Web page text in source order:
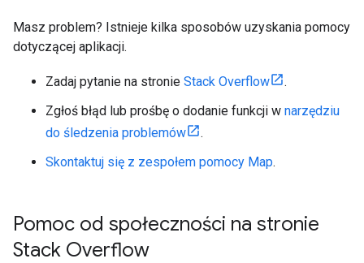
Masz problem? Istnieje kilka sposobów uzyskania pomocy
dotyczącej aplikacji.
Zadaj pytanie na stronie Stack Overflow
.
Zgłoś błąd lub prośbę o dodanie funkcji w narzędziu
do śledzenia problemów
.
Skontaktuj się z zespołem pomocy Map.
Pomoc od społeczności na stronie
Stack Overflow